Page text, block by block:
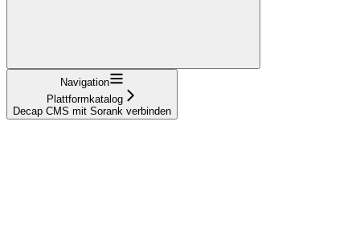
Navigation
Plattformkatalog
Decap CMS mit Sorank verbinden